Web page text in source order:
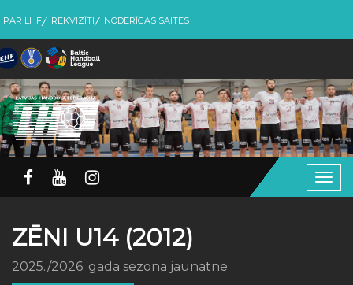
PAR LHF REKVIZĪTI NODERĪGAS SAITES
ZĒNI U14 (2012)
2025./2026. gada sezona jaunatne